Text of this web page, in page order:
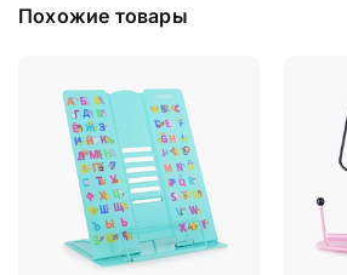
Похожие товары